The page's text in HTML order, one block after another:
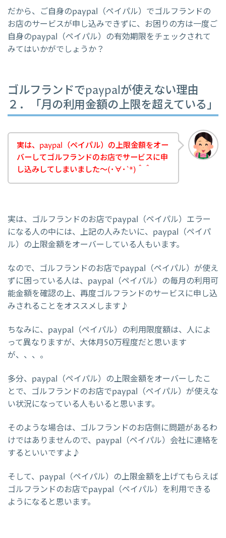
だから、ご自身のpaypal（ペイパル）でゴルフランドの
お店のサービスが申し込みできずに、お困りの方は一度ご
自身のpaypal（ペイパル）の有効期限をチェックされて
みてはいかがでしょうか？
ゴルフランドでpaypalが使えない理由
２．「月の利用金額の上限を超えている」
実は、paypal（ペイパル）の上限金額をオー
バーしてゴルフランドのお店でサービスに申
し込みしてしまいました～(･∀･`*)＾＾
実は、ゴルフランドのお店でpaypal（ペイパル）エラー
になる人の中には、上記の人みたいに、paypal（ペイパ
ル）の上限金額をオーバーしている人もいます。
なので、ゴルフランドのお店でpaypal（ペイパル）が使え
ずに困っている人は、paypal（ペイパル）の毎月の利用可
能金額を確認の上、再度ゴルフランドのサービスに申し込
みされることをオススメします♪
ちなみに、paypal（ペイパル）の利用限度額は、人によ
って異なりますが、大体月50万程度だと思います
が、、、。
多分、paypal（ペイパル）の上限金額をオーバーしたこ
とで、ゴルフランドのお店でpaypal（ペイパル）が使えな
い状況になっている人もいると思います。
そのような場合は、ゴルフランドのお店側に問題があるわ
けではありませんので、paypal（ペイパル）会社に連絡を
するといいですよ♪
そして、paypal（ペイパル）の上限金額を上げてもらえば
ゴルフランドのお店でpaypal（ペイパル）を利用できる
ようになると思います。